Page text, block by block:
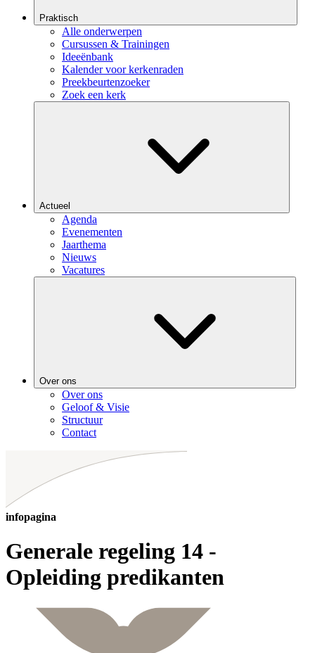
Praktisch
Alle onderwerpen
Cursussen & Trainingen
Ideeënbank
Kalender voor kerkenraden
Preekbeurtenzoeker
Zoek een kerk
Actueel
Agenda
Evenementen
Jaarthema
Nieuws
Vacatures
Over ons
Over ons
Geloof & Visie
Structuur
Contact
infopagina
Generale regeling 14 -
Opleiding predikanten